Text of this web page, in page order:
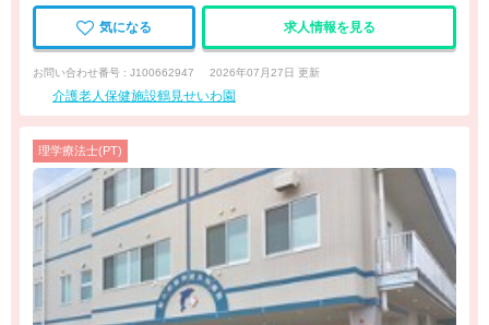
気になる 求人情報を見る
お問い合わせ番号 : J100662947 2026年07月27日 更新
介護老人保健施設鶴見せいわ園
理学療法士(PT)